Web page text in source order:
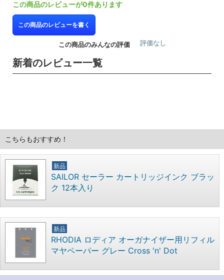
この商品のレビューが0件あります
この商品のレビューを書く
この商品のみんなの評価 評価なし
新着のレビュー一覧
こちらもおすすめ！
新品
SAILOR セーラー カートリッジインク ブラッ
ク 12本入り
新品
RHODIA ロディア オーガナイザー用リフィル
マヤペーパー グレー Cross 'n' Dot